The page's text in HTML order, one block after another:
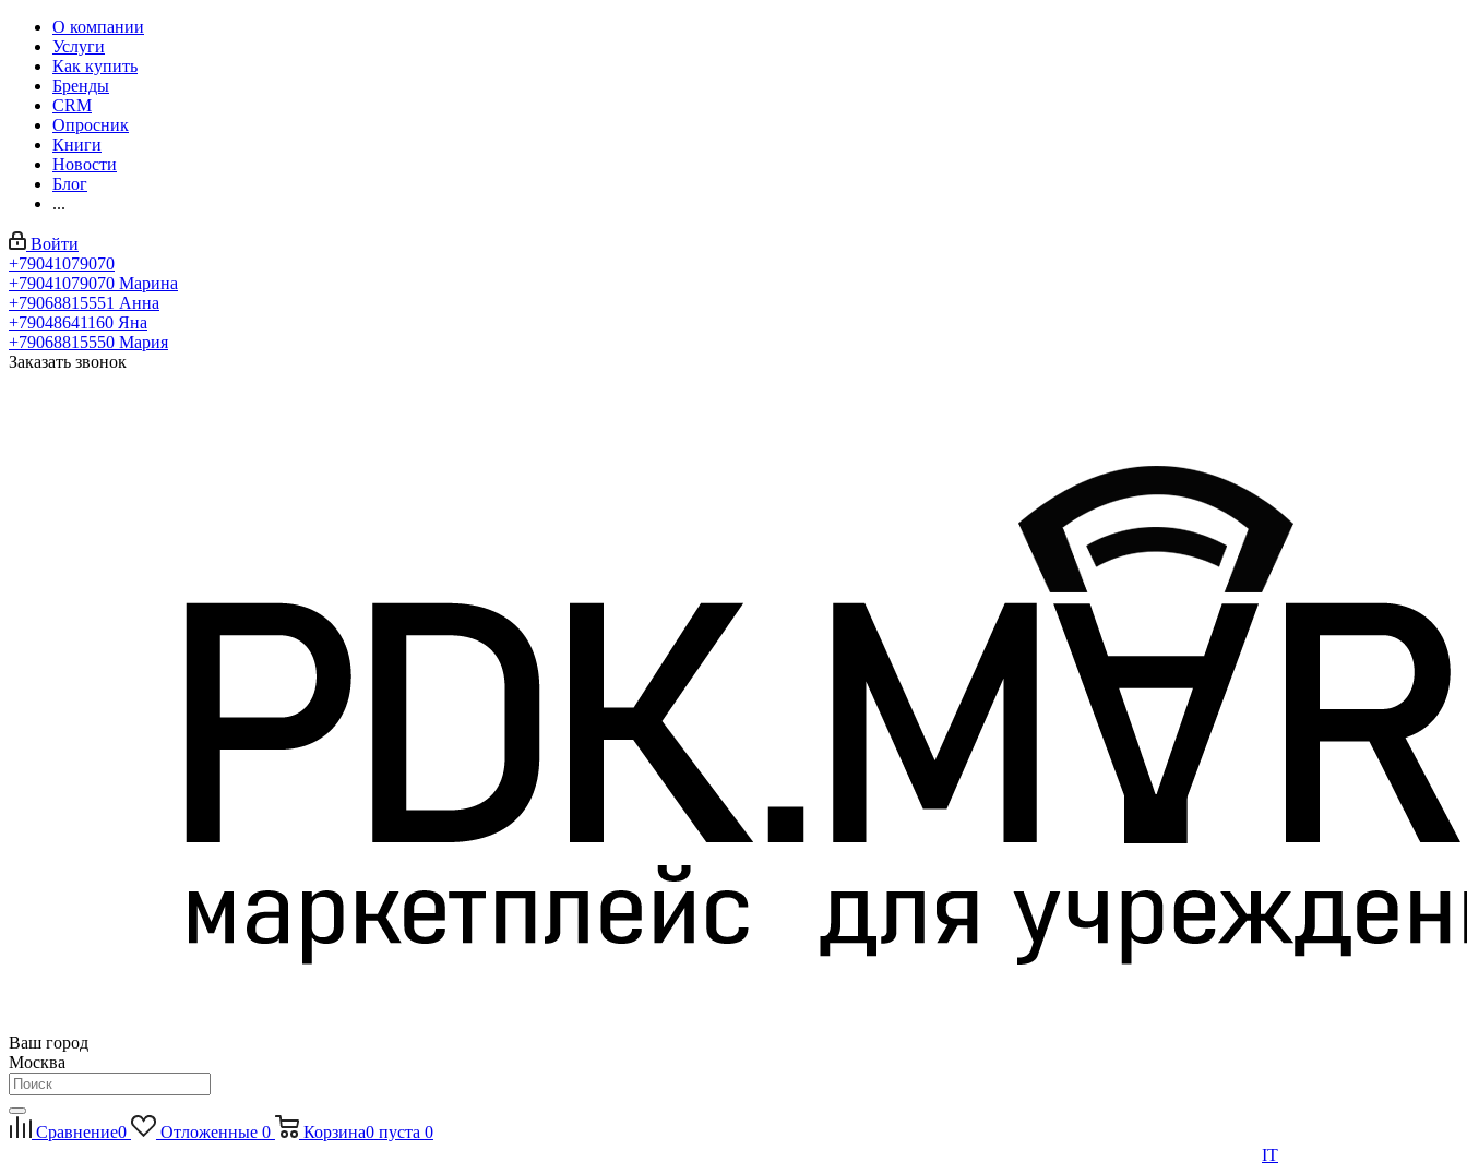
О компании
Услуги
Как купить
Бренды
CRM
Опросник
Книги
Новости
Блог
...
Войти
+79041079070
+79041079070 Марина
+79068815551 Анна
+79048641160 Яна
+79068815550 Мария
Заказать звонок
Ваш город
Москва
Сравнение0 Отложенные 0 Корзина0 пуста 0
IT